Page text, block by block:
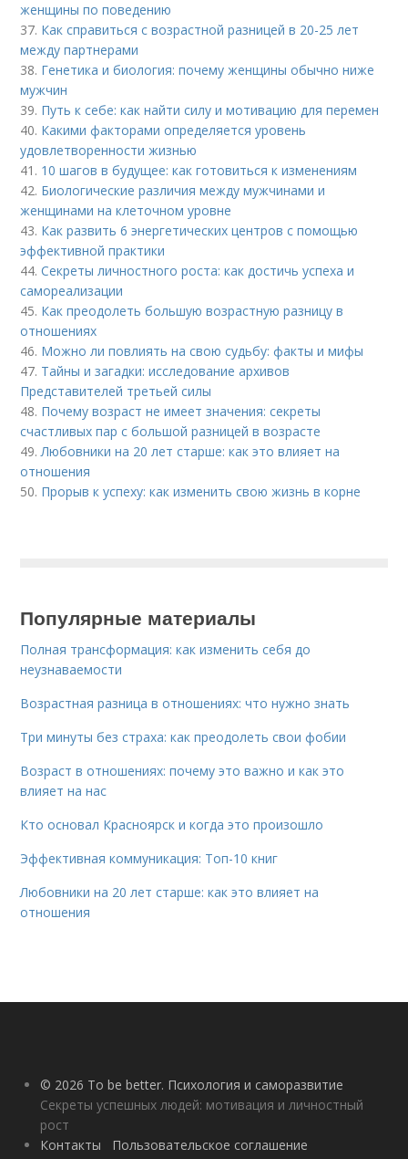
женщины по поведению
37. Как справиться с возрастной разницей в 20-25 лет
между партнерами
38. Генетика и биология: почему женщины обычно ниже
мужчин
39. Путь к себе: как найти силу и мотивацию для перемен
40. Какими факторами определяется уровень
удовлетворенности жизнью
41. 10 шагов в будущее: как готовиться к изменениям
42. Биологические различия между мужчинами и
женщинами на клеточном уровне
43. Как развить 6 энергетических центров с помощью
эффективной практики
44.Секреты личностного роста: как достичь успеха и
самореализации
45. Как преодолеть большую возрастную разницу в
отношениях
46. Можно ли повлиять на свою судьбу: факты и мифы
47. Тайны и загадки: исследование архивов
Представителей третьей силы
48. Почему возраст не имеет значения: секреты
счастливых пар с большой разницей в возрасте
49.Любовники на 20 лет старше: как это влияет на
отношения
50. Прорыв к успеху: как изменить свою жизнь в корне
Популярные материалы
Полная трансформация: как изменить себя до
неузнаваемости
Возрастная разница в отношениях: что нужно знать
Три минуты без страха: как преодолеть свои фобии
Возраст в отношениях: почему это важно и как это
влияет на нас
Кто основал Красноярск и когда это произошло
Эффективная коммуникация: Топ-10 книг
Любовники на 20 лет старше: как это влияет на
отношения
© 2026 To be better. Психология и саморазвитие
Секреты успешных людей: мотивация и личностный
рост
Контакты
Пользовательское соглашение